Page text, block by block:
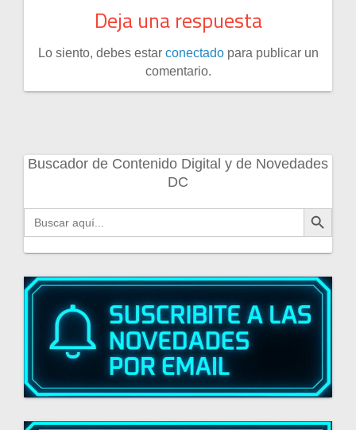
Deja una respuesta
Lo siento, debes estar conectadopara publicar un
comentario.
Buscador de Contenido Digital y de Novedades
DC
Buscar: Botón de búsqueda